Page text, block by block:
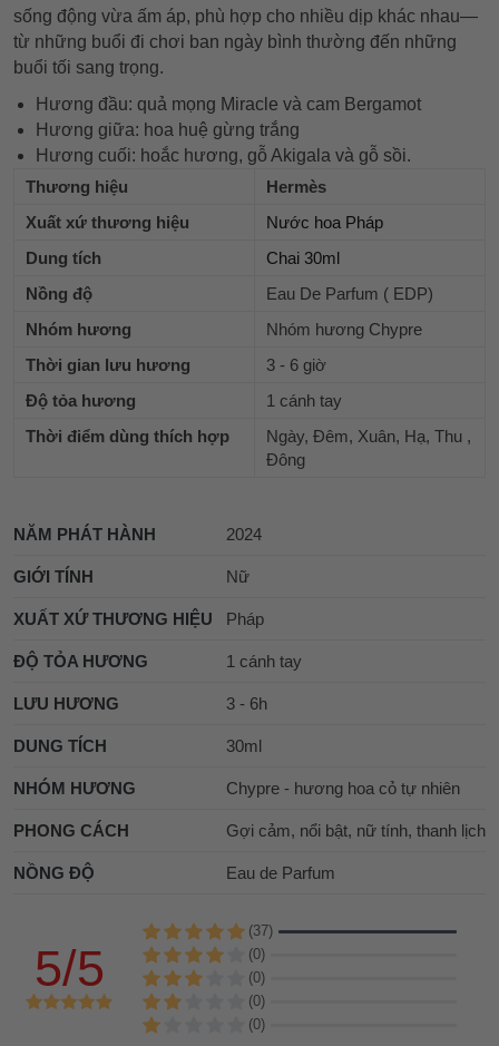
sống động vừa ấm áp, phù hợp cho nhiều dịp khác nhau—
từ những buổi đi chơi ban ngày bình thường đến những
buổi tối sang trọng.
Hương đầu: quả mọng Miracle và cam Bergamot
Hương giữa: hoa huệ gừng trắng
Hương cuối: hoắc hương, gỗ Akigala và gỗ sồi.
Thương hiệu
Hermès
Xuất xứ thương hiệu
Nước hoa Pháp
Dung tích
Chai 30ml
Nồng độ
Eau De Parfum ( EDP)
Nhóm hương
Nhóm hương Chypre
Thời gian lưu hương
3 - 6 giờ
Độ tỏa hương
1 cánh tay
Thời điểm dùng thích hợp
Ngày, Đêm, Xuân, Hạ, Thu ,
Đông
NĂM PHÁT HÀNH 2024
GIỚI TÍNH Nữ
XUẤT XỨ THƯƠNG HIỆU Pháp
ĐỘ TỎA HƯƠNG 1 cánh tay
LƯU HƯƠNG 3 - 6h
DUNG TÍCH 30ml
NHÓM HƯƠNG Chypre - hương hoa cỏ tự nhiên
PHONG CÁCH Gợi cảm, nổi bật, nữ tính, thanh lịch
NỒNG ĐỘ Eau de Parfum
5/5
(37)
(0)
(0)
(0)
(0)